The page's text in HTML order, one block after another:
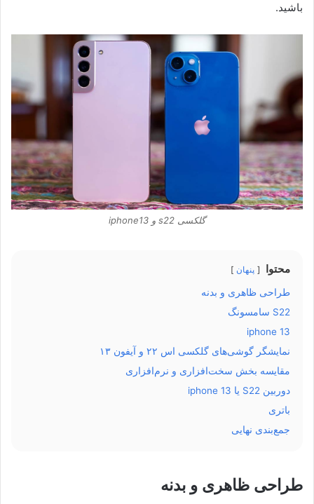
باشید.
گلکسی s22 و iphone13
محتوا پنهان
طراحی ظاهری و بدنه
S22 سامسونگ
iphone 13
نمایشگر گوشی‌های گلکسی اس ۲۲ و آیفون ۱۳
مقایسه بخش سخت‌افزاری و نرم‌افزاری
دوربین S22 یا iphone 13
باتری
جمع‌بندی نهایی
طراحی ظاهری و بدنه